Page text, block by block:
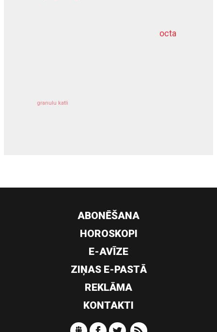
octa
granulu katli
dziļurbums
ABONĒŠANA
HOROSKOPI
E-AVĪZE
ZIŅAS E-PASTĀ
REKLĀMA
KONTAKTI